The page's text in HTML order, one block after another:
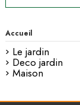
Accueil
Le jardin
Deco jardin
Maison